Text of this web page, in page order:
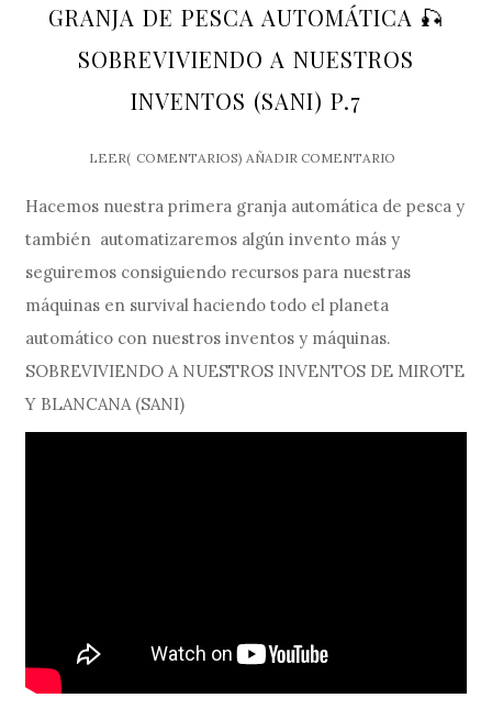
GRANJA DE PESCA AUTOMÁTICA 🎣
SOBREVIVIENDO A NUESTROS
INVENTOS (SANI) P.7
LEER( COMENTARIOS) AÑADIR COMENTARIO
Hacemos nuestra primera granja automática de pesca y
también automatizaremos algún invento más y
seguiremos consiguiendo recursos para nuestras
máquinas en survival haciendo todo el planeta
automático con nuestros inventos y máquinas.
SOBREVIVIENDO A NUESTROS INVENTOS DE MIROTE
Y BLANCANA (SANI)